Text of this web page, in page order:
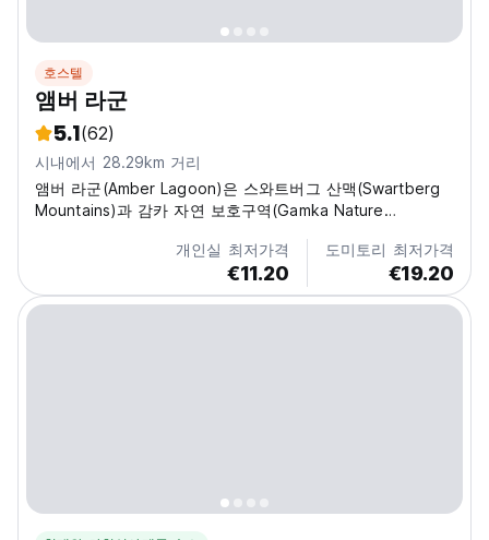
호스텔
앰버 라군
5.1(62)
시내에서 28.29km 거리
앰버 라군(Amber Lagoon)은 스와트버그 산맥(Swartberg
Mountains)과 감카 자연 보호구역(Gamka Nature
묻혀 있는 배낭여행객의 꿈입니다.
개인실 최저가격
€11.20
도미토리 최저가격
€19.20